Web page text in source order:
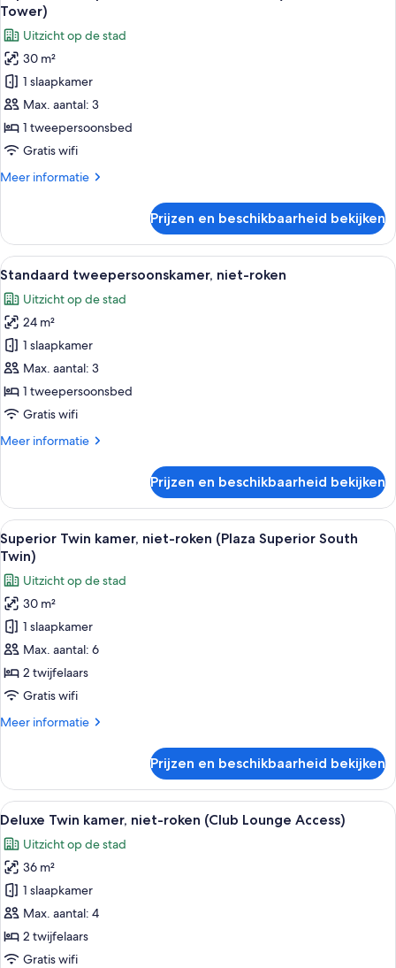
roken
/
South
Tower)
voor
Superior
tweepersoonskamer,
niet-
roken
(Plaza
/
Tower)
Tower)
Uitzicht op de stad
30 m²
1 slaapkamer
Max. aantal: 3
1 tweepersoonsbed
Gratis wifi
Meer informatie
Meer
tweepersoonskamer,
niet-
roken
/
South
Tower)
Prijzen en beschikbaarheid bekijken
Alle
foto's
voor
Standaard
tweepersoonskamer,
niet-
roken
laden
Een hotelkamer met een groot bed,
6
Standaard tweepersoonskamer, niet-roken
Uitzicht op de stad
24 m²
1 slaapkamer
Max. aantal: 3
1 tweepersoonsbed
Gratis wifi
Meer informatie
Meer
tweepersoonskamer,
niet-
roken
Prijzen en beschikbaarheid bekijken
Alle
foto's
voor
Superior
Twin
kamer,
niet-
roken
(Plaza
South
Hotelkamer met twee bedden, een
7
Superior Twin kamer, niet-roken (Plaza Superior South
Twin)
Uitzicht op de stad
30 m²
1 slaapkamer
Max. aantal: 6
2 twijfelaars
Gratis wifi
Meer informatie
Meer
Twin
kamer,
niet-
(Plaza
Superior
South
Twin)
Prijzen en beschikbaarheid bekijken
Alle
foto's
voor
Deluxe
Twin
kamer,
niet-
roken
Een hotelkamer met twee bedden,
13
Deluxe Twin kamer, niet-roken (Club Lounge Access)
Uitzicht op de stad
36 m²
1 slaapkamer
Max. aantal: 4
2 twijfelaars
Gratis wifi